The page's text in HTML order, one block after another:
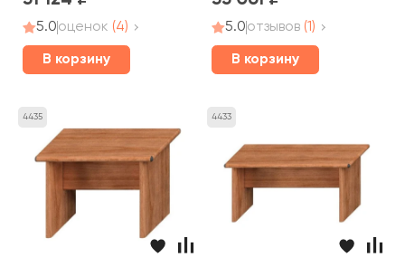
5.0оценок (4)
В корзину
5.0отзывов (1)
В корзину
4435 4433